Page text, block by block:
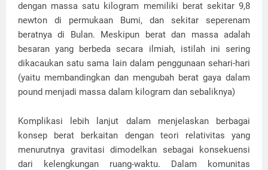
dengan massa satu kilogram memiliki berat sekitar 9,8
newton di permukaan Bumi, dan sekitar seperenam
beratnya di Bulan. Meskipun berat dan massa adalah
besaran yang berbeda secara ilmiah, istilah ini sering
dikacaukan satu sama lain dalam penggunaan sehari-hari
(yaitu membandingkan dan mengubah berat gaya dalam
pound menjadi massa dalam kilogram dan sebaliknya)
Komplikasi lebih lanjut dalam menjelaskan berbagai
konsep berat berkaitan dengan teori relativitas yang
menurutnya gravitasi dimodelkan sebagai konsekuensi
dari kelengkungan ruang-waktu. Dalam komunitas